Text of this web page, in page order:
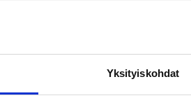
Yksityiskohdat